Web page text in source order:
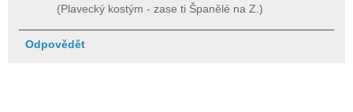
(Plavecký kostým - zase ti Španělé na Z.)
Odpovědět